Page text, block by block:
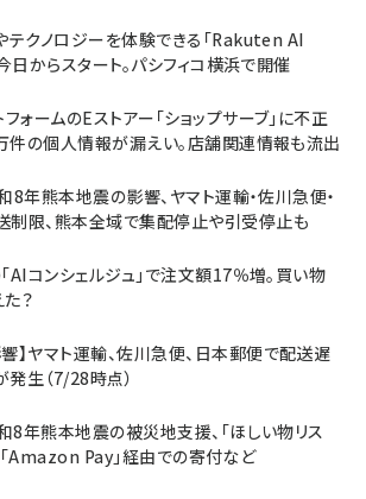
クノロジーを体験できる「Rakuten AI
からスタート。パシフィコ横浜で開催
ォームのEストアー「ショップサーブ」に不正
件の個人情報が漏えい。店舗関連情報も流出
8年熊本地震の影響、ヤマト運輸・佐川急便・
制限、熊本全域で集配停止や引受停止も
AIコンシェルジュ」で注文額17％増。買い物
？
】ヤマト運輸、佐川急便、日本郵便で配送遅
生（7/28時点）
年熊本地震の被災地支援、「ほしい物リス
「Amazon Pay」経由での寄付など